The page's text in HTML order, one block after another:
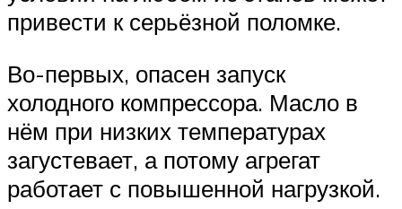
привести к серьёзной поломке.
Во-первых, опасен запуск
холодного компрессора. Масло в
нём при низких температурах
загустевает, а потому агрегат
работает с повышенной нагрузкой.